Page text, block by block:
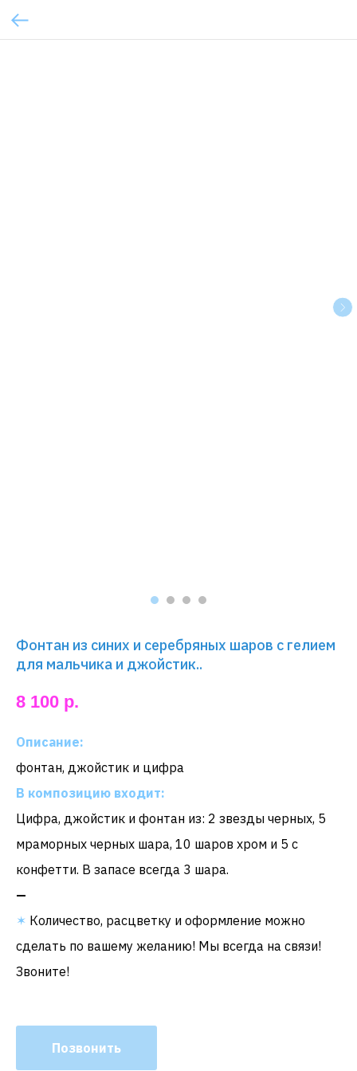
Фонтан из синих и серебряных шаров с гелием
для мальчика и джойстик..
8 100 р.
Описание:
фонтан, джойстик и цифра
В композицию входит:
Цифра, джойстик и фонтан из: 2 звезды черных, 5
мраморных черных шара, 10 шаров хром и 5 с
конфетти. В запасе всегда 3 шара.
—
✶ Количество, расцветку и оформление можно
сделать по вашему желанию! Мы всегда на связи!
Звоните!
Позвонить